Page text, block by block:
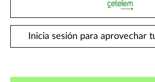
Inicia sesión para aprovechar